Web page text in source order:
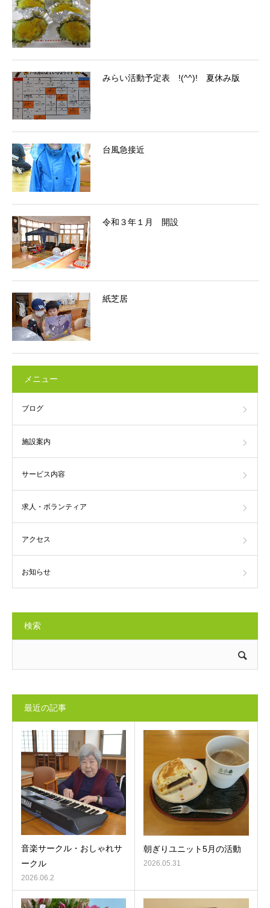
みらい活動予定表 !(^^)! 夏休み版
台風急接近
令和３年１月 開設
紙芝居
メニュー
ブログ
施設案内
サービス内容
求人・ボランティア
アクセス
お知らせ
検索
最近の記事
音楽サークル・おしゃれサ
ークル
2026.06.2
朝ぎりユニット5月の活動
2026.05.31